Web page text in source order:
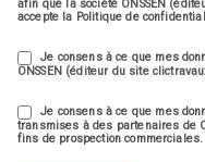
afin que la société ONSSEN
accepte la Politique de
Je consens à ce que mes
ONSSEN (éditeur du site
Je consens à ce que mes
transmises à des partenaires de
fins de prospection commerciales.